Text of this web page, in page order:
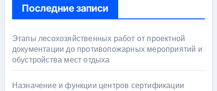
Последние записи
Этапы лесохозяйственных работ от проектной
документации до противопожарных мероприятий и
обустройства мест отдыха
Назначение и функции центров сертификации